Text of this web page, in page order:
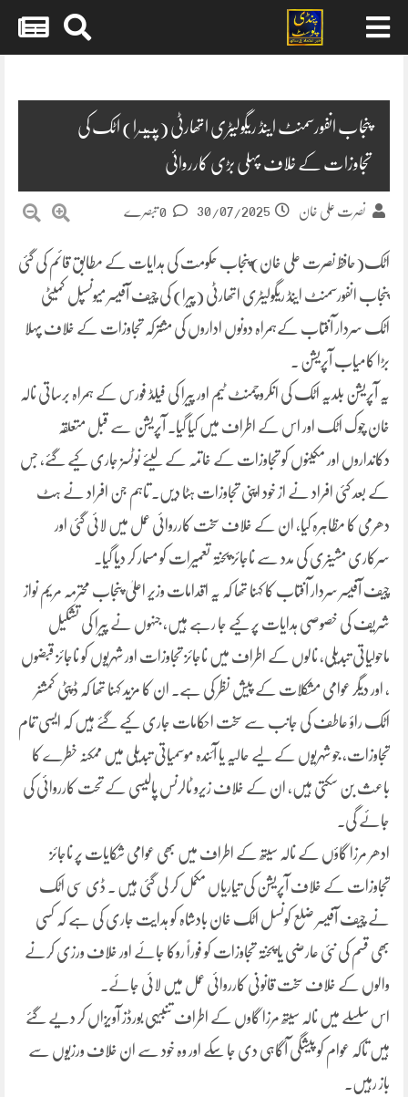
پنجاب انفورسمنٹ اینڈ ریگولیٹری اتھارٹی (پـیـرا) اٹک کی
تجاوزات کے خلاف پہلی بڑی کارروائی
نصرت علی خان 30/07/2025
اٹک(حافظ نصرت علی خان)پنجاب حکومت کی ہدایات کے مطابق قائم کی گئی
پنجاب انفورسمنٹ اینڈ ریگولیٹری اتھارٹی (پیرا) کی چیف آفیسر میونسپل کمیٹی
اٹک سردار آفتاب کےہمراہ دونوں اداروں کی مشترکہ تجاوزات کے خلاف پہلا
بڑا کامیاب آپریشن ۔
یہ آپریشن بلدیہ اٹک کی انکروچمنٹ ٹیم اور پیرا کی فیلڈ فورس کے ہمراہ برساتی نالہ
خان چوک اٹک اور اس کے اطراف میں کیا گیا۔ آپریشن سے قبل متعلقہ
دکانداروں اور مکینوں کو تجاوزات کے خاتمہ کے لیئے نوٹسز جاری کیے گئے، جس
کے بعد کئی افراد نے از خود اپنی تجاوزات ہٹا دیں۔ تاہم جن افراد نے ہٹ
دھرمی کا مظاہرہ کیا، ان کے خلاف سخت کارروائی عمل میں لائی گئی اور
سرکاری مشینری کی مدد سے ناجائز پختہ تعمیرات کو مسمار کر دیا گیا۔
چیف آفیسر سردار آفتاب کا کہنا تھا کہ یہ اقدامات وزیر اعلیٰ پنجاب محترمہ مریم نواز
شریف کی خصوصی ہدایات پر کیے جا رہے ہیں، جنہوں نے پیرا کی تشکیل
ماحولیاتی تبدیلی، نالوں کے اطراف میں ناجائز تجاوزات اور شہریوں کو ناجائز قبضوں
، اور دیگر عوامی مشکلات کے پیش نظر کی ہے۔ ان کا مزید کہنا تھا کہ ڈپٹی کمشنر
اٹک راؤ عاطف کی جانب سے سخت احکامات جاری کیے گئے ہیں کہ ایسی تمام
تجاوزات، جو شہریوں کے لیے حالیہ یا آئندہ موسمیاتی تبدیلی میں ممکنہ خطرے کا
باعث بن سکتی ہیں، ان کے خلاف زیرو ٹالرنس پالیسی کے تحت کارروائی کی
جائے گی۔
ادھر مرزا گاؤں کے نالہ سیتھ کے اطراف میں بھی عوامی شکایات پر ناجائز
تجاوزات کے خلاف آپریشن کی تیاریاں مکمل کر لی گئی ہیں ۔ ڈی سی اٹک
نے چیف آفیسر ضلع کونسل اٹک خان بادشاہ کو ہدایت جاری کی ہے کہ کسی
بھی قسم کی نئی عارضی یا پختہ تجاوزات کو فوراً روکا جائے اور خلاف ورزی کرنے
والوں کے خلاف سخت قانونی کارروائی عمل میں لائی جائے۔
اس سلسلے میں نالہ سیتھ مرزا گاوں کے اطراف تنبیہی بورڈز آویزاں کر دیے گئے
ہیں تاکہ عوام کو پیشگی آگاہی دی جا سکے اور وہ خود سے ان خلاف ورزیوں سے
باز رہیں۔